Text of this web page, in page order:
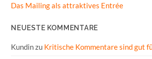
Das Mailing als attraktives Entrée
NEUESTE KOMMENTARE
Kundinzu Kritische Kommentare sind gut